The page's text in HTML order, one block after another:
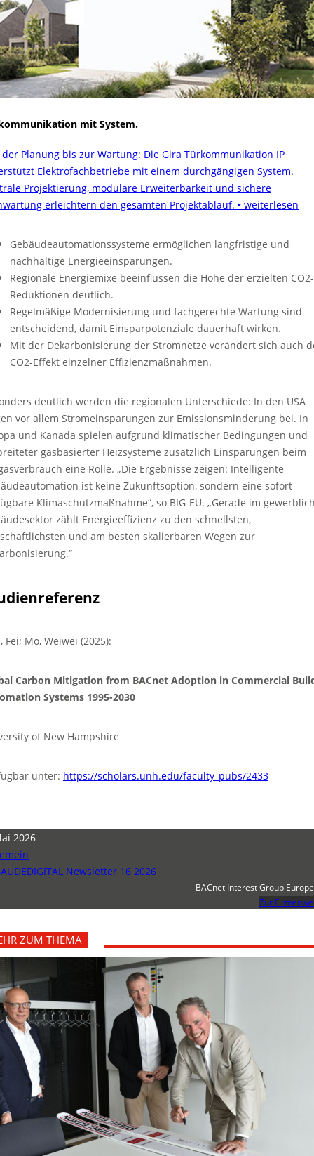
mit System.
der Planung bis zur Wartung: Die Gira Türkommunikation IP
Elektrofachbetriebe mit einem durchgängigen System.
Projektierung, modulare Erweiterbarkeit und sichere
erleichtern den gesamten Projektablauf. ‣ weiterlesen
Gebäudeautomationssysteme ermöglichen langfristige und
nachhaltige Energieeinsparungen.
Regionale Energiemixe beeinflussen die Höhe der erzielten CO2-
Reduktionen deutlich.
Regelmäßige Modernisierung und fachgerechte Wartung sind
entscheidend, damit Einsparpotenziale dauerhaft wirken.
Mit der Dekarbonisierung der Stromnetze verändert sich auch
CO2-Effekt einzelner Effizienzmaßnahmen.
deutlich werden die regionalen Unterschiede: In den USA
vor allem Stromeinsparungen zur Emissionsminderung bei. In
und Kanada spielen aufgrund klimatischer Bedingungen und
gasbasierter Heizsysteme zusätzlich Einsparungen beim
eine Rolle. „Die Ergebnisse zeigen: Intelligente
ist keine Zukunftsoption, sondern eine sofort
Klimaschutzmaßnahme“, so BIG-EU. „Gerade im
zählt Energieeffizienz zu den schnellsten,
und am besten skalierbaren Wegen zur
Fei; Mo, Weiwei (2025):
Carbon Mitigation from BACnet Adoption in Commercial
Systems 1995-2030
of New Hampshire
unter: https://scholars.unh.edu/faculty_pubs/2433
2026
Newsletter 16 2026
BACnet Interest Group
Zur
ZUM THEMA